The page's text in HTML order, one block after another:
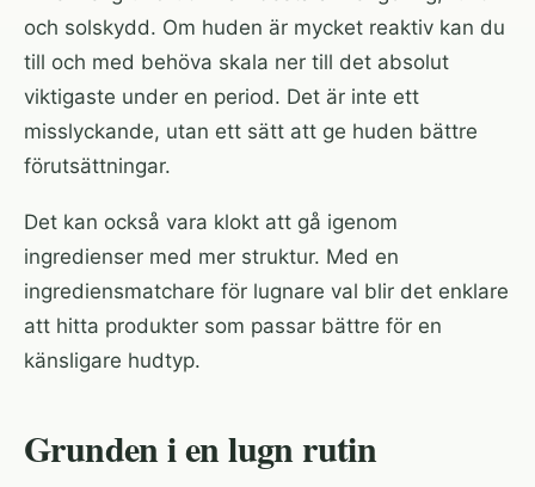
och solskydd. Om huden är mycket reaktiv kan du
till och med behöva skala ner till det absolut
viktigaste under en period. Det är inte ett
misslyckande, utan ett sätt att ge huden bättre
förutsättningar.
Det kan också vara klokt att gå igenom
ingredienser med mer struktur. Med en
ingrediensmatchare för lugnare val blir det enklare
att hitta produkter som passar bättre för en
känsligare hudtyp.
Grunden i en lugn rutin